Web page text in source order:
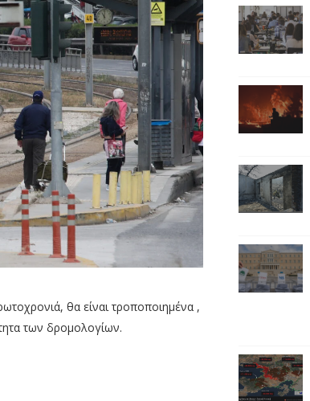
θα είναι τροποποιημένα ,
των δρομολογίων.